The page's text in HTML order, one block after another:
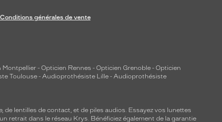
Conditions générales de vente
Montpellier - Opticien Rennes - Opticien Grenoble - Opticien
Toulouse - Audioprothésiste Lille - Audioprothésiste
de lentilles de contact, et de piles audios. Essayez vos lunettes
retrait dans le réseau Krys. Bénéficiez également de la garantie